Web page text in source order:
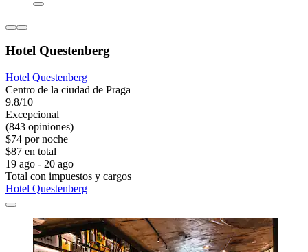
Hotel Questenberg
Hotel Questenberg
Centro de la ciudad de Praga
9.8/10
Excepcional
(843 opiniones)
$74 por noche
$87 en total
19 ago - 20 ago
Total con impuestos y cargos
Hotel Questenberg